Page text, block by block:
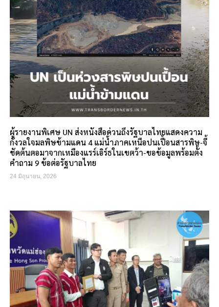
ผู้รายงานพิเศษ UN ส่งหนังสือด่วนถึงรัฐบาลไทยแสดงความ
กังวลใจมลพิษข้ามแดน 4 แม่น้ำภาคเหนือปนเปื้อนสารพิษ-จี้
ชัดต้นตอมาจากเหมืองแรร์เอิร์ธในเขตว้า-ขอข้อมูลพร้อมตั้ง
คำถาม 9 ข้อต่อรัฐบาลไทย
24 มิถุนายน, 2026